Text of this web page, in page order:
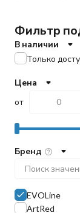
Фильтр
В наличии
Только
Цена
от
Бренд
ArtRed
EVOLine